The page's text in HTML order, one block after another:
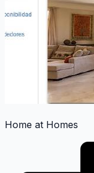
Home at Homes